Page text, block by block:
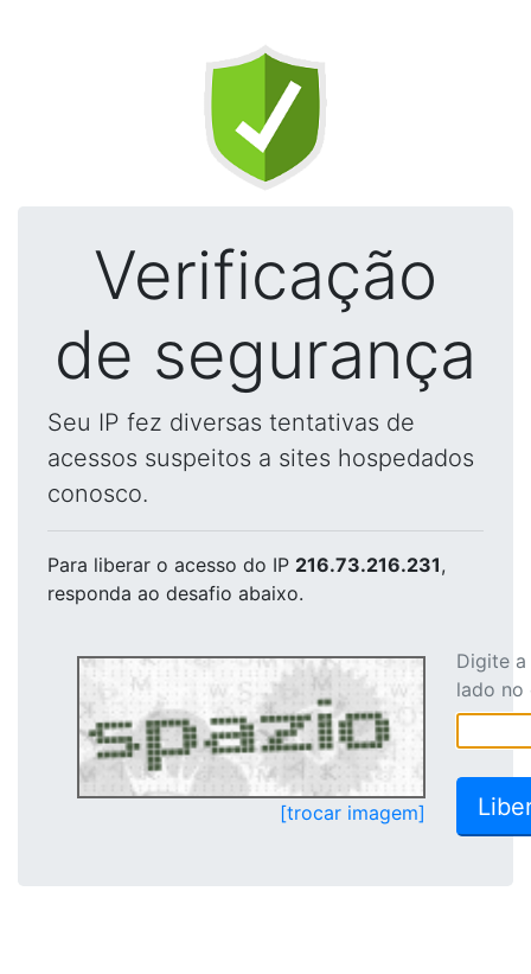
Verificação
de segurança
Seu IP fez diversas tentativas de
acessos suspeitos a sites hospedados
conosco.
Para liberar o acesso do IP 216.73.216.231,
responda ao desafio abaixo.
[trocar imagem]
Digite
lado no